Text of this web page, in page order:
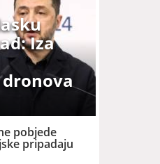
Iza
pobjede
pripadaju